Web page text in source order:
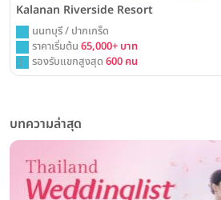
Kalanan Riverside Resort
นนทบุรี / ปากเกร็ด
ราคาเริ่มต้น 65,000+ บาท
รองรับแขกสูงสุด 600 คน
บทความล่าสุด